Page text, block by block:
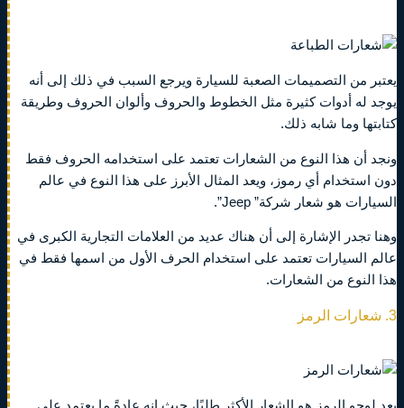
يعتبر من التصميمات الصعبة للسيارة ويرجع السبب في ذلك إلى أنه
يوجد له أدوات كثيرة مثل الخطوط والحروف وألوان الحروف وطريقة
كتابتها وما شابه ذلك.
ونجد أن هذا النوع من الشعارات تعتمد على استخدامه الحروف فقط
دون استخدام أي رموز، ويعد المثال الأبرز على هذا النوع في عالم
السيارات هو شعار شركة” Jeep”.
وهنا تجدر الإشارة إلى أن هناك عديد من العلامات التجارية الكبرى في
عالم السيارات تعتمد على استخدام الحرف الأول من اسمها فقط في
هذا النوع من الشعارات.
3. شعارات الرمز
يعد لوجو الرمز هو الشعار الأكثر طلبًا، حيث إنه عادةً ما يعتمد على